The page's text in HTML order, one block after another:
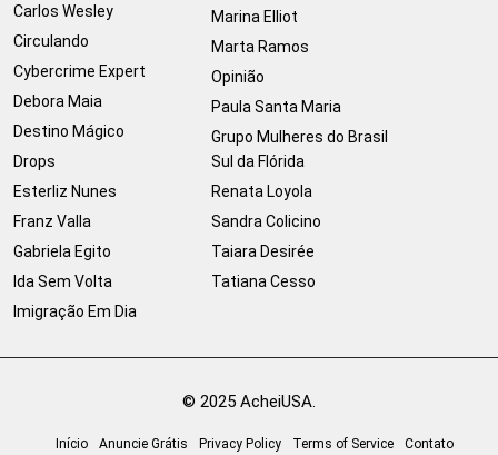
Carlos Wesley
Circulando
Cybercrime Expert
Debora Maia
Destino Mágico
Drops
Esterliz Nunes
Franz Valla
Gabriela Egito
Ida Sem Volta
Imigração Em Dia
Marina Elliot
Marta Ramos
Opinião
Paula Santa Maria
Grupo Mulheres do Brasil
Sul da Flórida
Renata Loyola
Sandra Colicino
Taiara Desirée
Tatiana Cesso
© 2025 AcheiUSA.
Início Anuncie Grátis Privacy Policy Terms of Service Contato